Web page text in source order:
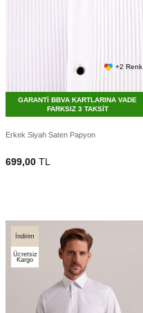
+2 Renk
GARANTİ BBVA KARTLARINA VADE
FARKSIZ 3 TAKSİT
Erkek Siyah Saten Papyon
699,00 TL
İndirim
Ücretsiz
Kargo